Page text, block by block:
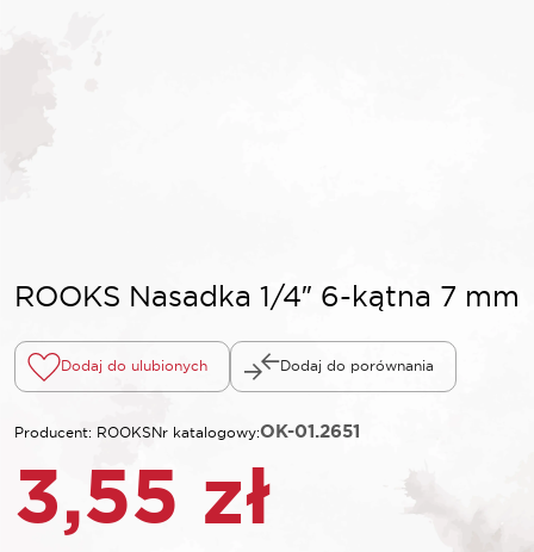
ROOKS Nasadka 1/4″ 6-kątna 7 mm
Dodaj do ulubionych Dodaj do porównania
Producent: ROOKSNr katalogowy:OK-01.2651
3,55 zł